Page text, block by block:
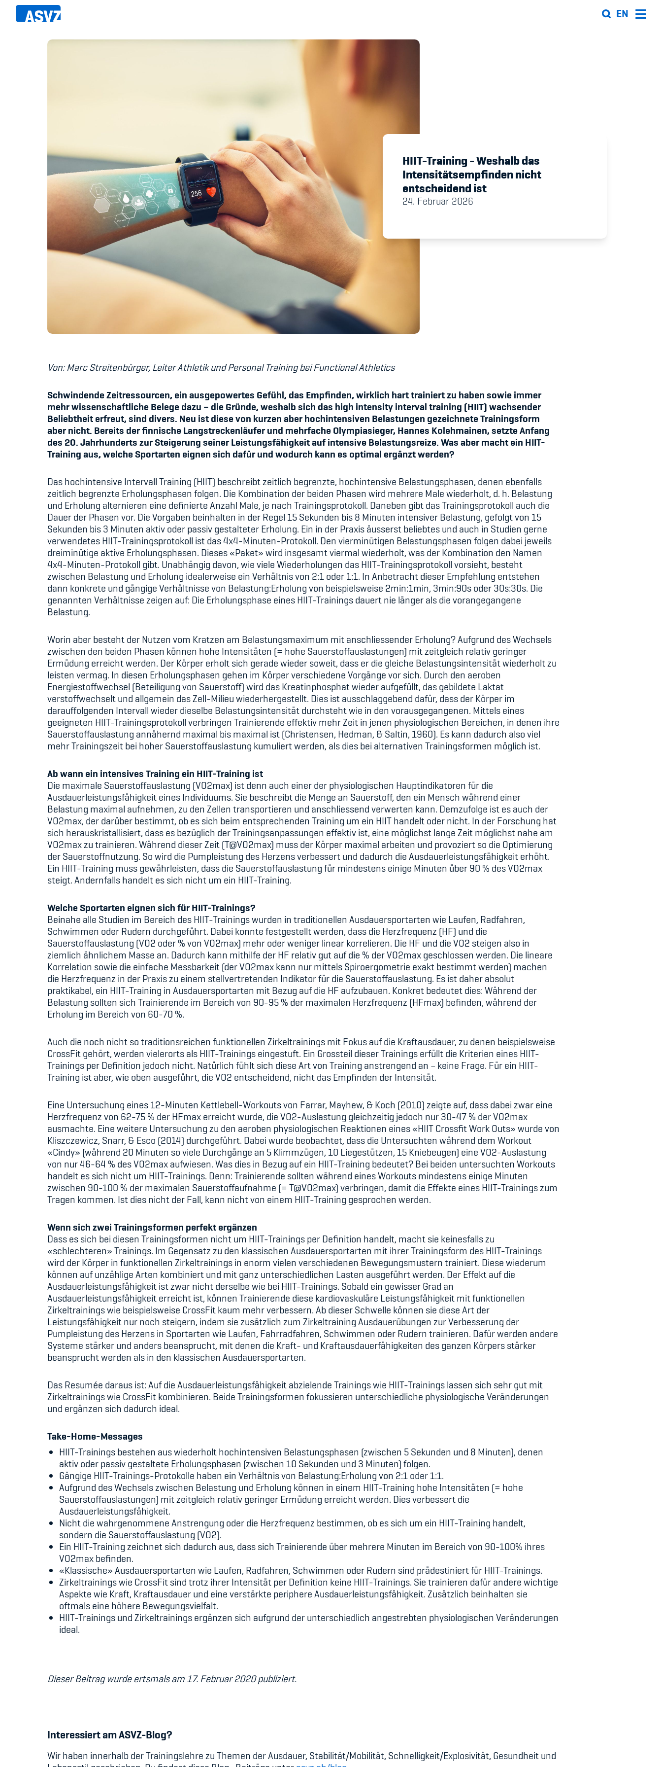
Direkt
zum
EN
Events
ASVZ@home
Academy
Blog
Infomails
Kinderbetreuung
Krankenversicherung
Schwangerschaft & Sport
Spitzensport & Studium
Sponsoren und Partner
Netzwerk
HIIT-Training - Weshalb das
Intensitätsempfinden nicht
entscheidend ist
24. Februar 2026
Von: Marc Streitenbürger, Leiter Athletik und Personal Training bei Functional Athletics
Schwindende Zeitressourcen, ein ausgepowertes Gefühl, das Empfinden, wirklich hart trainiert zu haben sowie immer
mehr wissenschaftliche Belege dazu – die Gründe, weshalb sich das high intensity interval training (HIIT) wachsender
Beliebtheit erfreut, sind divers. Neu ist diese von kurzen aber hochintensiven Belastungen gezeichnete Trainingsform
aber nicht. Bereits der finnische Langstreckenläufer und mehrfache Olympiasieger, Hannes Kolehmainen, setzte Anfang
des 20. Jahrhunderts zur Steigerung seiner Leistungsfähigkeit auf intensive Belastungsreize. Was aber macht ein HIIT-
Training aus, welche Sportarten eignen sich dafür und wodurch kann es optimal ergänzt werden?
Das hochintensive Intervall Training (HIIT) beschreibt zeitlich begrenzte, hochintensive Belastungsphasen, denen ebenfalls
zeitlich begrenzte Erholungsphasen folgen. Die Kombination der beiden Phasen wird mehrere Male wiederholt, d. h. Belastung
und Erholung alternieren eine definierte Anzahl Male, je nach Trainingsprotokoll. Daneben gibt das Trainingsprotokoll auch die
Dauer der Phasen vor. Die Vorgaben beinhalten in der Regel 15 Sekunden bis 8 Minuten intensiver Belastung, gefolgt von 15
Sekunden bis 3 Minuten aktiv oder passiv gestalteter Erholung. Ein in der Praxis äusserst beliebtes und auch in Studien gerne
verwendetes HIIT-Trainingsprotokoll ist das 4x4-Minuten-Protokoll. Den vierminütigen Belastungsphasen folgen dabei jeweils
dreiminütige aktive Erholungsphasen. Dieses «Paket» wird insgesamt viermal wiederholt, was der Kombination den Namen
4x4-Minuten-Protokoll gibt. Unabhängig davon, wie viele Wiederholungen das HIIT-Trainingsprotokoll vorsieht, besteht
zwischen Belastung und Erholung idealerweise ein Verhältnis von 2:1 oder 1:1. In Anbetracht dieser Empfehlung entstehen
dann konkrete und gängige Verhältnisse von Belastung:Erholung von beispielsweise 2min:1min, 3min:90s oder 30s:30s. Die
genannten Verhältnisse zeigen auf: Die Erholungsphase eines HIIT-Trainings dauert nie länger als die vorangegangene
Belastung.
Worin aber besteht der Nutzen vom Kratzen am Belastungsmaximum mit anschliessender Erholung? Aufgrund des Wechsels
zwischen den beiden Phasen können hohe Intensitäten (= hohe Sauerstoffauslastungen) mit zeitgleich relativ geringer
Ermüdung erreicht werden. Der Körper erholt sich gerade wieder soweit, dass er die gleiche Belastungsintensität wiederholt zu
leisten vermag. In diesen Erholungsphasen gehen im Körper verschiedene Vorgänge vor sich. Durch den aeroben
Energiestoffwechsel (Beteiligung von Sauerstoff) wird das Kreatinphosphat wieder aufgefüllt, das gebildete Laktat
verstoffwechselt und allgemein das Zell-Milieu wiederhergestellt. Dies ist ausschlaggebend dafür, dass der Körper im
darauffolgenden Intervall wieder dieselbe Belastungsintensität durchsteht wie in den vorausgegangenen. Mittels eines
geeigneten HIIT-Trainingsprotokoll verbringen Trainierende effektiv mehr Zeit in jenen physiologischen Bereichen, in denen ihre
Sauerstoffauslastung annähernd maximal bis maximal ist (Christensen, Hedman, & Saltin, 1960). Es kann dadurch also viel
mehr Trainingszeit bei hoher Sauerstoffauslastung kumuliert werden, als dies bei alternativen Trainingsformen möglich ist.
Ab wann ein intensives Training ein HIIT-Training ist
Die maximale Sauerstoffauslastung (VO2max) ist denn auch einer der physiologischen Hauptindikatoren für die
Ausdauerleistungsfähigkeit eines Individuums. Sie beschreibt die Menge an Sauerstoff, den ein Mensch während einer
Belastung maximal aufnehmen, zu den Zellen transportieren und anschliessend verwerten kann. Demzufolge ist es auch der
VO2max, der darüber bestimmt, ob es sich beim entsprechenden Training um ein HIIT handelt oder nicht. In der Forschung hat
sich herauskristallisiert, dass es bezüglich der Trainingsanpassungen effektiv ist, eine möglichst lange Zeit möglichst nahe am
VO2max zu trainieren. Während dieser Zeit (T@VO2max) muss der Körper maximal arbeiten und provoziert so die Optimierung
der Sauerstoffnutzung. So wird die Pumpleistung des Herzens verbessert und dadurch die Ausdauerleistungsfähigkeit erhöht.
Ein HIIT-Training muss gewährleisten, dass die Sauerstoffauslastung für mindestens einige Minuten über 90 % des VO2max
steigt. Andernfalls handelt es sich nicht um ein HIIT-Training.
Welche Sportarten eignen sich für HIIT-Trainings?
Beinahe alle Studien im Bereich des HIIT-Trainings wurden in traditionellen Ausdauersportarten wie Laufen, Radfahren,
Schwimmen oder Rudern durchgeführt. Dabei konnte festgestellt werden, dass die Herzfrequenz (HF) und die
Sauerstoffauslastung (VO2 oder % von VO2max) mehr oder weniger linear korrelieren. Die HF und die VO2 steigen also in
ziemlich ähnlichem Masse an. Dadurch kann mithilfe der HF relativ gut auf die % der VO2max geschlossen werden. Die lineare
Korrelation sowie die einfache Messbarkeit (der VO2max kann nur mittels Spiroergometrie exakt bestimmt werden) machen
die Herzfrequenz in der Praxis zu einem stellvertretenden Indikator für die Sauerstoffauslastung. Es ist daher absolut
praktikabel, ein HIIT-Training in Ausdauersportarten mit Bezug auf die HF aufzubauen. Konkret bedeutet dies: Während der
Belastung sollten sich Trainierende im Bereich von 90-95 % der maximalen Herzfrequenz (HFmax) befinden, während der
Erholung im Bereich von 60-70 %.
Auch die noch nicht so traditionsreichen funktionellen Zirkeltrainings mit Fokus auf die Kraftausdauer, zu denen beispielsweise
CrossFit gehört, werden vielerorts als HIIT-Trainings eingestuft. Ein Grossteil dieser Trainings erfüllt die Kriterien eines HIIT-
Trainings per Definition jedoch nicht. Natürlich fühlt sich diese Art von Training anstrengend an – keine Frage. Für ein HIIT-
Training ist aber, wie oben ausgeführt, die VO2 entscheidend, nicht das Empfinden der Intensität.
Eine Untersuchung eines 12-Minuten Kettlebell-Workouts von Farrar, Mayhew, & Koch (2010) zeigte auf, dass dabei zwar eine
Herzfrequenz von 62-75 % der HFmax erreicht wurde, die VO2-Auslastung gleichzeitig jedoch nur 30-47 % der VO2max
ausmachte. Eine weitere Untersuchung zu den aeroben physiologischen Reaktionen eines «HIIT Crossfit Work Outs» wurde von
Kliszczewicz, Snarr, & Esco (2014) durchgeführt. Dabei wurde beobachtet, dass die Untersuchten während dem Workout
«Cindy» (während 20 Minuten so viele Durchgänge an 5 Klimmzügen, 10 Liegestützen, 15 Kniebeugen) eine VO2-Auslastung
von nur 46-64 % des VO2max aufwiesen. Was dies in Bezug auf ein HIIT-Training bedeutet? Bei beiden untersuchten Workouts
handelt es sich nicht um HIIT-Trainings. Denn: Trainierende sollten während eines Workouts mindestens einige Minuten
zwischen 90-100 % der maximalen Sauerstoffaufnahme (= T@VO2max) verbringen, damit die Effekte eines HIIT-Trainings zum
Tragen kommen. Ist dies nicht der Fall, kann nicht von einem HIIT-Training gesprochen werden.
Wenn sich zwei Trainingsformen perfekt ergänzen
Dass es sich bei diesen Trainingsformen nicht um HIIT-Trainings per Definition handelt, macht sie keinesfalls zu
«schlechteren» Trainings. Im Gegensatz zu den klassischen Ausdauersportarten mit ihrer Trainingsform des HIIT-Trainings
wird der Körper in funktionellen Zirkeltrainings in enorm vielen verschiedenen Bewegungsmustern trainiert. Diese wiederum
können auf unzählige Arten kombiniert und mit ganz unterschiedlichen Lasten ausgeführt werden. Der Effekt auf die
Ausdauerleistungsfähigkeit ist zwar nicht derselbe wie bei HIIT-Trainings. Sobald ein gewisser Grad an
Ausdauerleistungsfähigkeit erreicht ist, können Trainierende diese kardiovaskuläre Leistungsfähigkeit mit funktionellen
Zirkeltrainings wie beispielsweise CrossFit kaum mehr verbessern. Ab dieser Schwelle können sie diese Art der
Leistungsfähigkeit nur noch steigern, indem sie zusätzlich zum Zirkeltraining Ausdauerübungen zur Verbesserung der
Pumpleistung des Herzens in Sportarten wie Laufen, Fahrradfahren, Schwimmen oder Rudern trainieren. Dafür werden andere
Systeme stärker und anders beansprucht, mit denen die Kraft- und Kraftausdauerfähigkeiten des ganzen Körpers stärker
beansprucht werden als in den klassischen Ausdauersportarten.
Das Resumée daraus ist: Auf die Ausdauerleistungsfähigkeit abzielende Trainings wie HIIT-Trainings lassen sich sehr gut mit
Zirkeltrainings wie CrossFit kombinieren. Beide Trainingsformen fokussieren unterschiedliche physiologische Veränderungen
und ergänzen sich dadurch ideal.
Take-Home-Messages
HIIT-Trainings bestehen aus wiederholt hochintensiven Belastungsphasen (zwischen 5 Sekunden und 8 Minuten), denen
aktiv oder passiv gestaltete Erholungsphasen (zwischen 10 Sekunden und 3 Minuten) folgen.
Gängige HIIT-Trainings-Protokolle haben ein Verhältnis von Belastung:Erholung von 2:1 oder 1:1.
Aufgrund des Wechsels zwischen Belastung und Erholung können in einem HIIT-Training hohe Intensitäten (= hohe
Sauerstoffauslastungen) mit zeitgleich relativ geringer Ermüdung erreicht werden. Dies verbessert die
Ausdauerleistungsfähigkeit.
Nicht die wahrgenommene Anstrengung oder die Herzfrequenz bestimmen, ob es sich um ein HIIT-Training handelt,
sondern die Sauerstoffauslastung (VO2).
Ein HIIT-Training zeichnet sich dadurch aus, dass sich Trainierende über mehrere Minuten im Bereich von 90-100% ihres
VO2max befinden.
«Klassische» Ausdauersportarten wie Laufen, Radfahren, Schwimmen oder Rudern sind prädestiniert für HIIT-Trainings.
Zirkeltrainings wie CrossFit sind trotz ihrer Intensität per Definition keine HIIT-Trainings. Sie trainieren dafür andere wichtige
Aspekte wie Kraft, Kraftausdauer und eine verstärkte periphere Ausdauerleistungsfähigkeit. Zusätzlich beinhalten sie
oftmals eine höhere Bewegungsvielfalt.
HIIT-Trainings und Zirkeltrainings ergänzen sich aufgrund der unterschiedlich angestrebten physiologischen Veränderungen
ideal.
Dieser Beitrag wurde ertsmals am 17. Februar 2020 publiziert.
Interessiert am ASVZ-Blog?
Wir haben innerhalb der Trainingslehre zu Themen der Ausdauer, Stabilität/Mobilität, Schnelligkeit/Explosivität, Gesundheit und